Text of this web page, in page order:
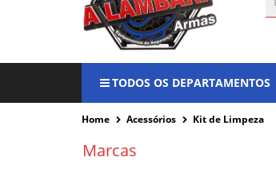
TODOS OS DEPARTAMENTOS
Home Acessórios Kit de Limpeza
Marcas